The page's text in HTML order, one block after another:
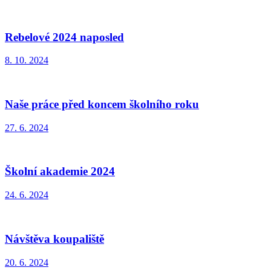
Rebelové 2024 naposled
8. 10. 2024
Naše práce před koncem školního roku
27. 6. 2024
Školní akademie 2024
24. 6. 2024
Návštěva koupaliště
20. 6. 2024